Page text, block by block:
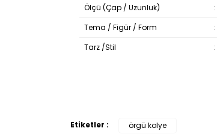
Ölçü (Çap / Uzunluk)
:
Tema / Figür / Form
:
Tarz /Stil
:
Etiketler : örgü kolye